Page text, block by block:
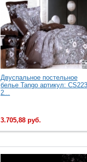
Двуcпальное постельное
белье Tango артикул:
2...
3.705,88 руб.